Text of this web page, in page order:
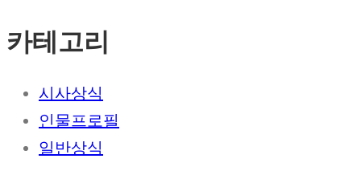
카테고리
시사상식
인물프로필
일반상식